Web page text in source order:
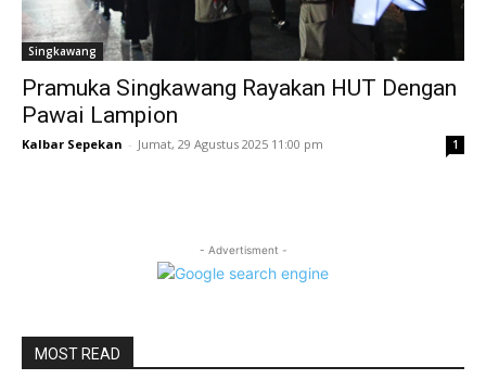
Singkawang
Pramuka Singkawang Rayakan HUT Dengan
Pawai Lampion
Kalbar Sepekan - Jumat, 29 Agustus 2025 11:00 pm 1
- Advertisment -
MOST READ